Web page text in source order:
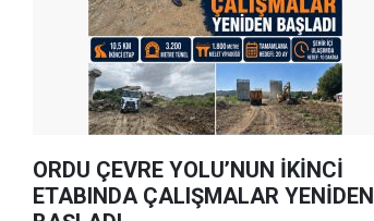
ORDU ÇEVRE YOLU’NUN İKİNCİ
ETABINDA ÇALIŞMALAR YENİDEN